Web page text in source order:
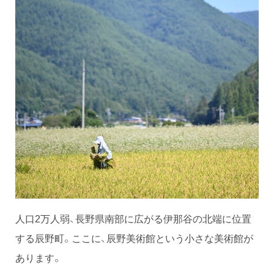
人口2万人弱、長野県南部に広がる伊那谷の北端に位置
する辰野町。ここに、辰野美術館という小さな美術館が
あります。